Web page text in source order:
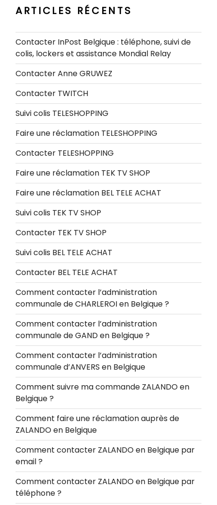
ARTICLES RÉCENTS
Contacter InPost Belgique : téléphone, suivi de
colis, lockers et assistance Mondial Relay
Contacter Anne GRUWEZ
Contacter TWITCH
Suivi colis TELESHOPPING
Faire une réclamation TELESHOPPING
Contacter TELESHOPPING
Faire une réclamation TEK TV SHOP
Faire une réclamation BEL TELE ACHAT
Suivi colis TEK TV SHOP
Contacter TEK TV SHOP
Suivi colis BEL TELE ACHAT
Contacter BEL TELE ACHAT
Comment contacter l’administration
communale de CHARLEROI en Belgique ?
Comment contacter l’administration
communale de GAND en Belgique ?
Comment contacter l’administration
communale d’ANVERS en Belgique
Comment suivre ma commande ZALANDO en
Belgique ?
Comment faire une réclamation auprès de
ZALANDO en Belgique
Comment contacter ZALANDO en Belgique par
email ?
Comment contacter ZALANDO en Belgique par
téléphone ?